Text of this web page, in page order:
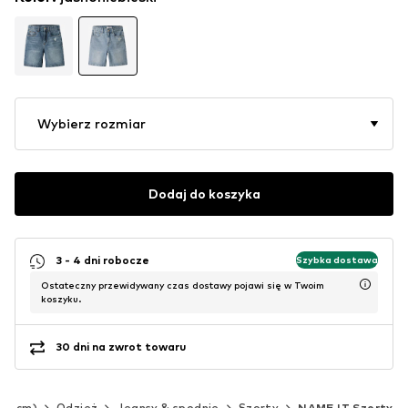
Wybierz rozmiar
Dodaj do koszyka
3 - 4 dni robocze Szybka dostawa
Ostateczny przewidywany czas dostawy pojawi się w Twoim
koszyku.
30 dni na zwrot towaru